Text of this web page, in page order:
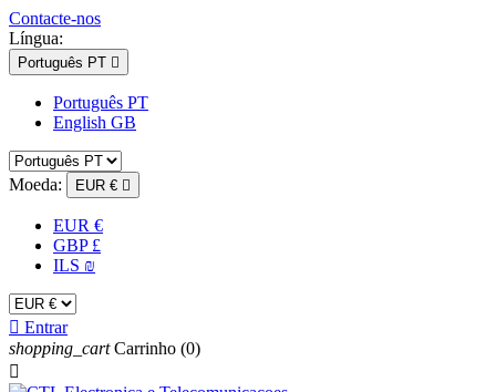
Contacte-nos
Língua:
Português PT 
Português PT
English GB
Moeda: EUR € 
EUR €
GBP £
ILS ₪
 Entrar
shopping_cart Carrinho (0)
